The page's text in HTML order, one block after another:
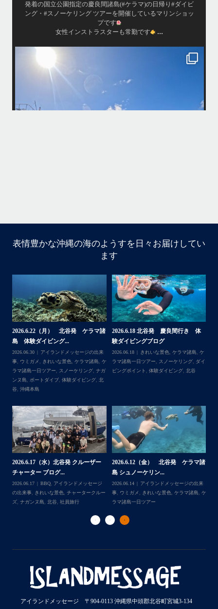
渡嘉敷島の方も夏には珍しい北風つづきのおかげでビーチ
が穏やか
...
island.message
・
最近は、連日クルーザーチャーターのご利用が続いていて梅雨明け後の
パーフェクトな海でバナナボートに船上BBQ、シュノーケリングとお楽
しみ頂いております
何ヶ月も前からやり取りさせて頂き温めていたご予約でしたので、お天
はいさい
アイランドメッセージです
最近は、連日クルーザーチャーターのご利用が続いていて
梅雨明け後のパーフェクトな海でバナナボートに船上
BBQ、シュノーケリングとお楽しみ頂いております
・
・
何ヶ月も前からやり取りさせて頂き温めていたご予約でし
たので、お天気とコンディションに恵まれて、皆さん大満
足な一日を過ごして頂けて本当によかったです
また来年も社員旅行で沖縄へいらっしゃる際は是非ご利用
くださいね！！
ありがとうございました
...
表情豊かな沖縄の海のようすを日々お届けしてい
ます
【台風13号によるツアー中止のお知
らせ】
2026.08.06
アイランドメッセージの出来
事, 台風
2026.8.2（火） 北谷発 ケラマ諸
島 体験ダイビング&...
2026.08.03
アイランドメッセージの出来
事,きれいな景色,ケラマ諸島, ケラマ諸島
一日ツアー ,スノーケリング,ナガンヌ島
2026.7.28（火） 北谷発 ケラマ諸
島 体験ダイビング...
2026.07.30
アイランドメッセージの出来
事,ウミウシ ,きれいな景色, ケラマ諸島,ケ
ラマ諸島一日ツアー,スノーケリング, 体験
ダイビング,北谷
2026.7.23 北谷発 慶良間行き 体
験ダイビング＆シュ...
きれいな景色 ケラマ諸島
ケ
ラマ諸島一日ツアー
,スノーケリング,ダイ
ビングポイント
アイランドメッセージ 〒904-0113 沖縄県中頭郡北谷町宮城3-134